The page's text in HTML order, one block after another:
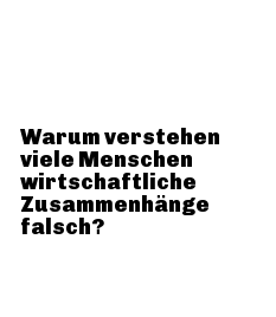
Warum verstehen
viele Menschen
wirtschaftliche
Zusammenhänge
falsch?